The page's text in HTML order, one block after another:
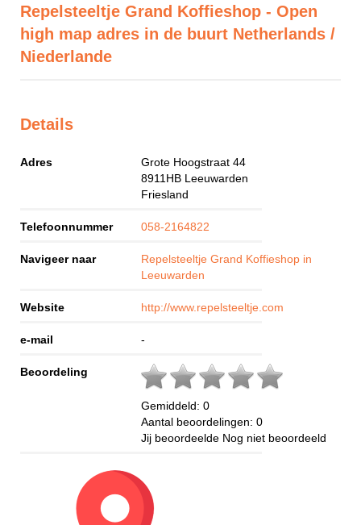
Repelsteeltje Grand Koffieshop - Open
high map adres in de buurt Netherlands /
Niederlande
Details
Adres
Grote Hoogstraat 44
8911HB Leeuwarden
Friesland
Telefoonnummer 058-2164822
Navigeer naar
Repelsteeltje Grand Koffieshop in
Leeuwarden
Website http://www.repelsteeltje.com
e-mail -
Beoordeling
Gemiddeld: 0
Aantal beoordelingen: 0
Jij beoordeelde Nog niet beoordeeld